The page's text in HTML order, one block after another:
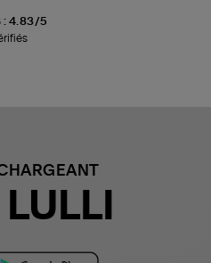
: 4.83/5